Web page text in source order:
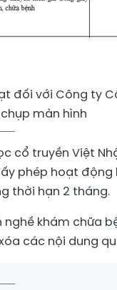
đối với Công ty
màn hình
cổ truyền Việt
phép hoạt động
thời hạn 2 tháng.
khám chữa
các nội dung